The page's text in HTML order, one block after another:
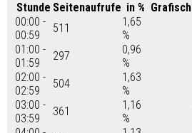
Stunde Seitenaufrufe in % Grafisch
00:00 -
00:59
511
1,65
%
01:00 -
01:59
297
0,96
%
02:00 -
02:59
504
1,63
%
03:00 -
03:59
361
1,16
%